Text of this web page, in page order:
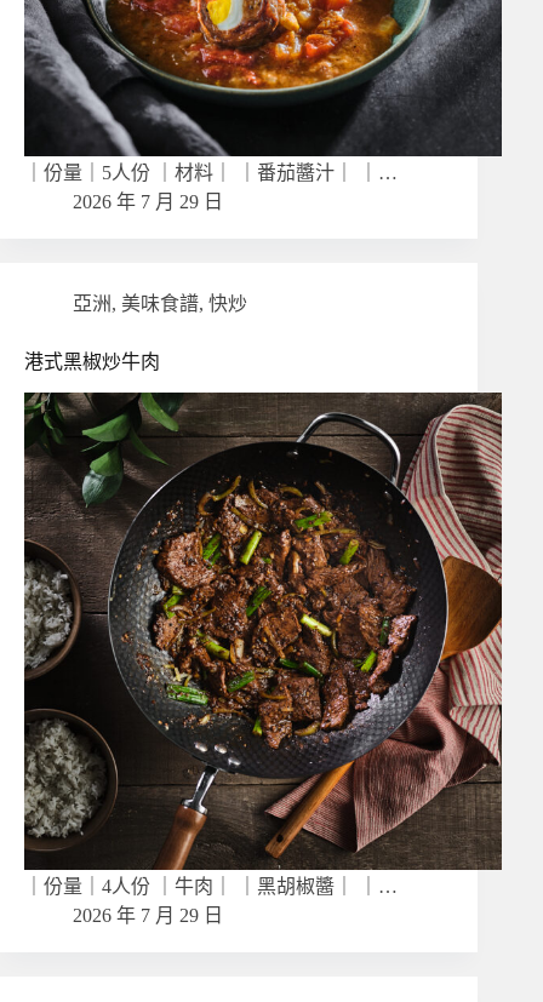
｜份量｜5人份 ｜材料｜ ｜番茄醬汁｜ ｜…
2026 年 7 月 29 日
亞洲, 美味食譜, 快炒
港式黑椒炒牛肉
｜份量｜4人份 ｜牛肉｜ ｜黑胡椒醬｜ ｜…
2026 年 7 月 29 日